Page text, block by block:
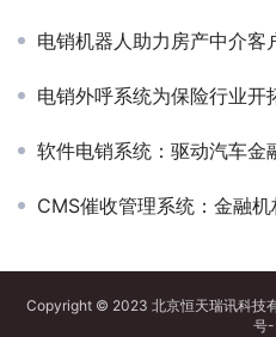
电销机器人助力房产中介
电销外呼系统为保险行业开
软件电销系统：驱动汽车金
CMS催收管理系统：金融
Copyright © 2023 北京恒天瑞讯科技
号